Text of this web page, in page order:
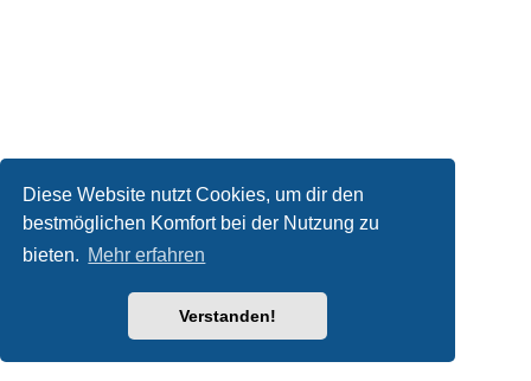
Diese Website nutzt Cookies, um dir den
bestmöglichen Komfort bei der Nutzung zu
bieten. Mehr erfahren
Verstanden!